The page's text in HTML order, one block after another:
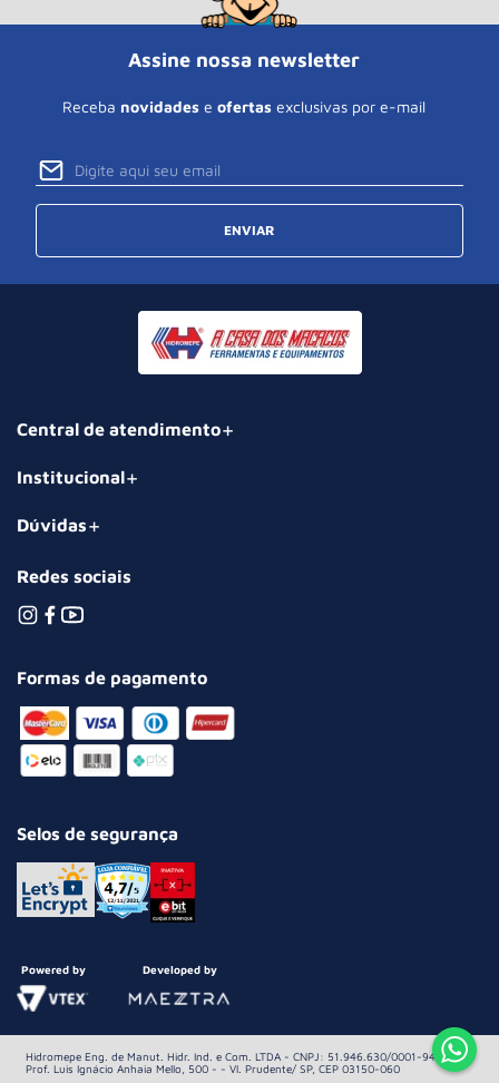
Assine nossa newsletter
Receba novidades e ofertas exclusivas por e-mail
ENVIAR
Central de atendimento
Institucional
Dúvidas
Redes sociais
Formas de pagamento
Selos de segurança
Powered by Developed by
Hidromepe Eng. de Manut. Hidr. Ind. e Com. LTDA - CNPJ: 51.946.630/0001-94 Av.
Prof. Luis Ignácio Anhaia Mello, 500 - - Vl. Prudente/ SP, CEP 03150-060